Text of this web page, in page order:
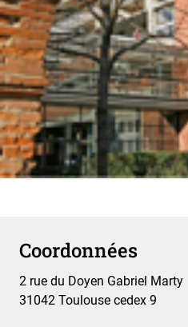
Coordonnées
2 rue du Doyen Gabriel Marty
31042 Toulouse cedex 9